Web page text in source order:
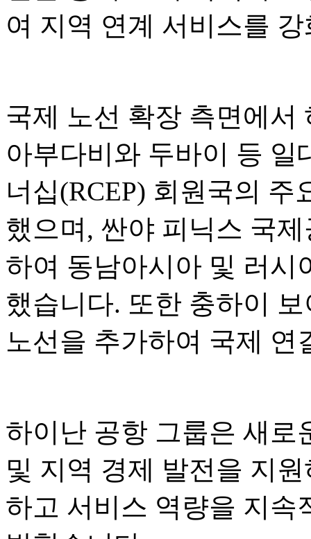
여 지역 연계 서비스를
국제 노선 확장 측면에서
아부다비와 두바이 등
너십(RCEP) 회원국의
했으며, 싼야 피닉스 국
하여 동남아시아 및 러시
했습니다. 또한 충하이
노선을 추가하여 국제
하이난 공항 그룹은 새로
및 지역 경제 발전을 지
하고 서비스 역량을 지속